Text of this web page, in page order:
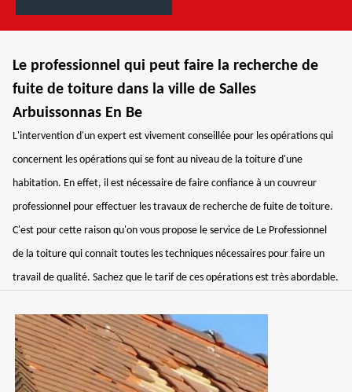
Le professionnel qui peut faire la recherche de
fuite de toiture dans la ville de Salles
Arbuissonnas En Be
L'intervention d'un expert est vivement conseillée pour les opérations qui
concernent les opérations qui se font au niveau de la toiture d'une
habitation. En effet, il est nécessaire de faire confiance à un couvreur
professionnel pour effectuer les travaux de recherche de fuite de toiture.
C'est pour cette raison qu'on vous propose le service de Le Professionnel
de la toiture qui connait toutes les techniques nécessaires pour faire un
travail de qualité. Sachez que le tarif de ces opérations est très abordable.